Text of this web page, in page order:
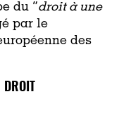
du “droit à une
par le
des
DROIT